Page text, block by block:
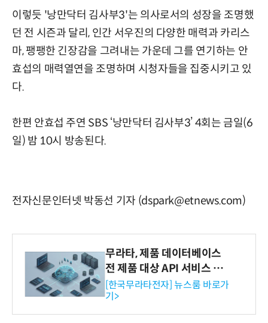
이렇듯 '낭만닥터 김사부3'는 의사로서의 성장을 조명했
던 전 시즌과 달리, 인간 서우진의 다양한 매력과 카리스
마, 팽팽한 긴장감을 그려내는 가운데 그를 연기하는 안
효섭의 매력열연을 조명하며 시청자들을 집중시키고 있
다.
한편 안효섭 주연 SBS ‘낭만닥터 김사부3’ 4회는 금일(6
일) 밤 10시 방송된다.
전자신문인터넷 박동선 기자 (dspark@etnews.com)
무라타, 제품 데이터베이스
전 제품 대상 API 서비스 제
공…73개 제품 카테고리로
확대
[한국무라타전자] 뉴스룸 바로가
기>